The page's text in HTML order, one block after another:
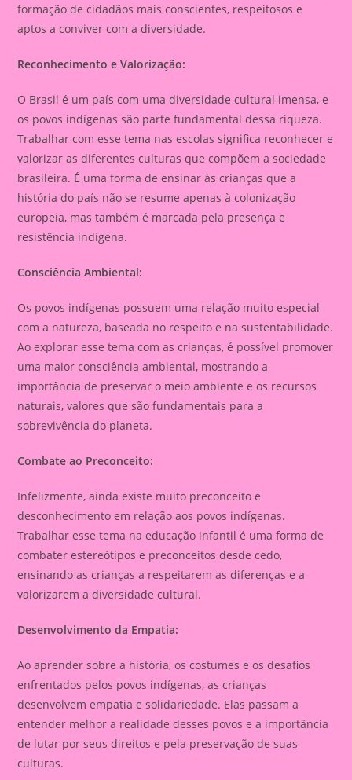
formação de cidadãos mais conscientes, respeitosos e
aptos a conviver com a diversidade.
Reconhecimento e Valorização:
O Brasil é um país com uma diversidade cultural imensa, e
os povos indígenas são parte fundamental dessa riqueza.
Trabalhar com esse tema nas escolas significa reconhecer e
valorizar as diferentes culturas que compõem a sociedade
brasileira. É uma forma de ensinar às crianças que a
história do país não se resume apenas à colonização
europeia, mas também é marcada pela presença e
resistência indígena.
Consciência Ambiental:
Os povos indígenas possuem uma relação muito especial
com a natureza, baseada no respeito e na sustentabilidade.
Ao explorar esse tema com as crianças, é possível promover
uma maior consciência ambiental, mostrando a
importância de preservar o meio ambiente e os recursos
naturais, valores que são fundamentais para a
sobrevivência do planeta.
Combate ao Preconceito:
Infelizmente, ainda existe muito preconceito e
desconhecimento em relação aos povos indígenas.
Trabalhar esse tema na educação infantil é uma forma de
combater estereótipos e preconceitos desde cedo,
ensinando as crianças a respeitarem as diferenças e a
valorizarem a diversidade cultural.
Desenvolvimento da Empatia:
Ao aprender sobre a história, os costumes e os desafios
enfrentados pelos povos indígenas, as crianças
desenvolvem empatia e solidariedade. Elas passam a
entender melhor a realidade desses povos e a importância
de lutar por seus direitos e pela preservação de suas
culturas.